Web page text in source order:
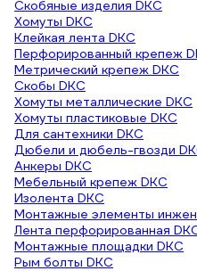
Скобяные изделия DKC
Хомуты DKC
Клейкая лента DKC
Перфорированный крепеж
Метрический крепеж DKC
Скобы DKC
Хомуты металлические DKC
Хомуты пластиковые DKC
Для сантехники DKC
Дюбели и дюбель-гвозди
Анкеры DKC
Мебельный крепеж DKC
Изолента DKC
Монтажные элементы
Лента перфорированная
Монтажные площадки DKC
Рым болты DKC